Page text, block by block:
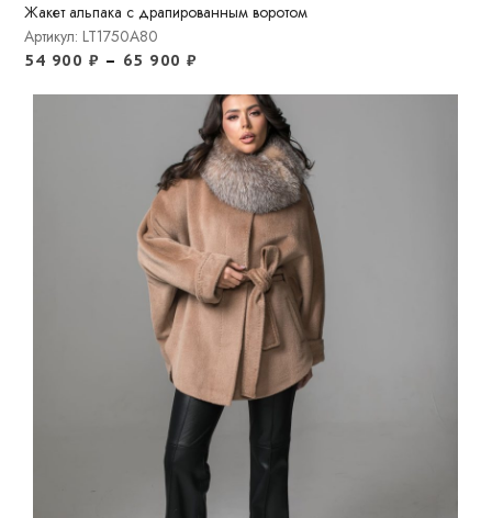
Жакет альпака с драпированным воротом
Артикул: LT1750A80
54 900 ₽ – 65 900₽